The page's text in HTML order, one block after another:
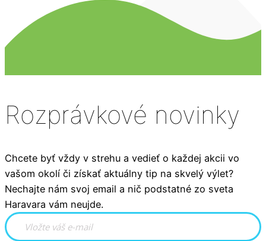
Rozprávkové novinky
Chcete byť vždy v strehu a vedieť o každej akcii vo
vašom okolí či získať aktuálny tip na skvelý výlet?
Nechajte nám svoj email a nič podstatné zo sveta
Haravara vám neujde.